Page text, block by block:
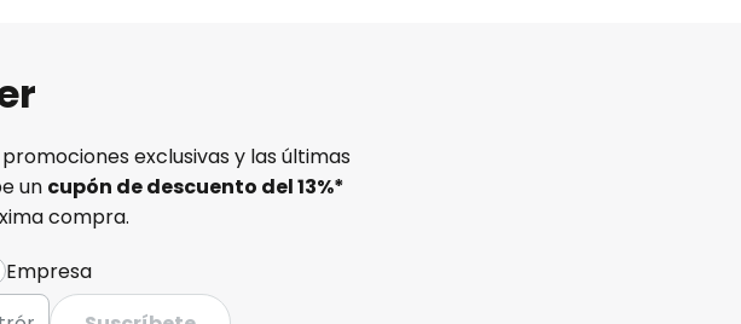
exclusivas y las últimas
un cupón de descuento del13%*
compra.
Empresa